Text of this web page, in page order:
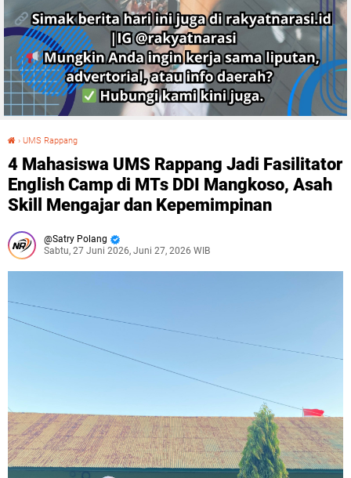
› UMS Rappang
4 Mahasiswa UMS Rappang Jadi Fasilitator
English Camp di MTs DDI Mangkoso, Asah
Skill Mengajar dan Kepemimpinan
Satry Polang
Sabtu, 27 Juni 2026, Juni 27, 2026 WIB